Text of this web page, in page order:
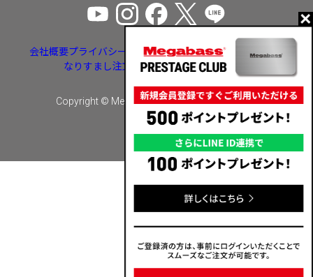
会社概要プライバシーポリシー特定商取引法に基づく表示
なりすまし注文・いたずら注文等への対応
Copyright © Megabass inc. All rights reserved.